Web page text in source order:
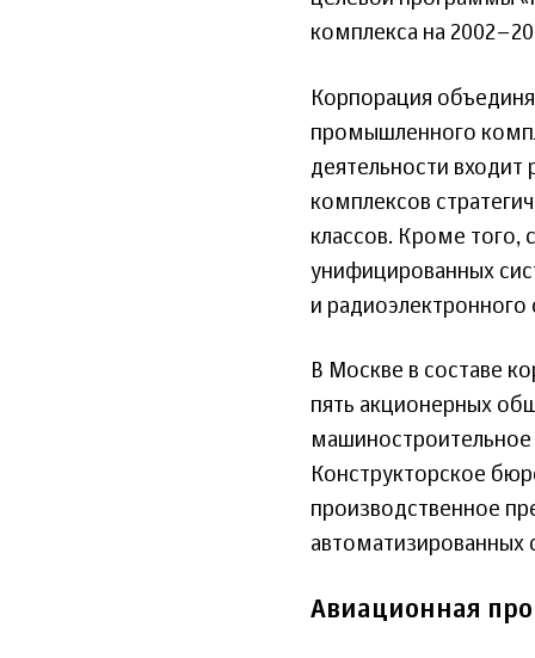
комплекса на
Корпорация
промышленного
деятельности
комплексов
классов. Кроме того,
унифицированных
и
В Москве в составе
пять акционерных
Конструкторское
производственное
автоматизированных
Авиационная